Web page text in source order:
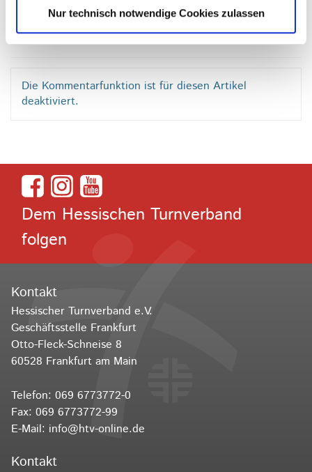
Nur technisch notwendige Cookies zulassen
soziale Verantwortung ist!
Die Kommentarfunktion ist für diesen Artikel
deaktiviert.
Dem Hessischen Turnverband
folgen
Kontakt
Hessischer Turnverband e.V.
Geschäftsstelle Frankfurt
Otto-Fleck-Schneise 8
60528 Frankfurt am Main
Telefon: 069 6773772-0
Fax: 069 6773772-99
E-Mail: info@htv-online.de
Kontakt